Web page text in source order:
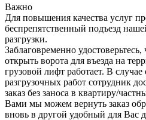
Важно
Для повышения качества услуг
беспрепятственный подъезд
разгрузки.
Заблаговременно
открыть ворота для въезда на
грузовой лифт работает. В
разгрузочных работ сотрудник
заказ без заноса в квартиру/
Вами мы можем вернуть заказ
вновь в другой удобный для Вас